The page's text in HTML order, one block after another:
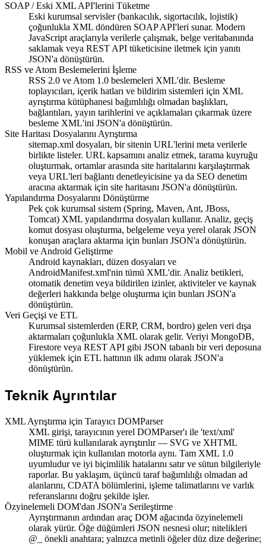
SOAP / Eski XML API'lerini Tüketme
Eski kurumsal servisler (bankacılık, sigortacılık, lojistik)
çoğunlukla XML döndüren SOAP API'leri sunar. Modern
JavaScript araçlarıyla verilerle çalışmak, belge veritabanında
saklamak veya REST API tüketicisine iletmek için yanıtı
JSON'a dönüştürün.
RSS ve Atom Beslemelerini İşleme
RSS 2.0 ve Atom 1.0 beslemeleri XML'dir. Besleme
toplayıcıları, içerik hatları ve bildirim sistemleri için XML
ayrıştırma kütüphanesi bağımlılığı olmadan başlıkları,
bağlantıları, yayın tarihlerini ve açıklamaları çıkarmak üzere
besleme XML'ini JSON'a dönüştürün.
Site Haritası Dosyalarını Ayrıştırma
sitemap.xml dosyaları, bir sitenin URL'lerini meta verilerle
birlikte listeler. URL kapsamını analiz etmek, tarama kuyruğu
oluşturmak, ortamlar arasında site haritalarını karşılaştırmak
veya URL'leri bağlantı denetleyicisine ya da SEO denetim
aracına aktarmak için site haritasını JSON'a dönüştürün.
Yapılandırma Dosyalarını Dönüştürme
Pek çok kurumsal sistem (Spring, Maven, Ant, JBoss,
Tomcat) XML yapılandırma dosyaları kullanır. Analiz, geçiş
komut dosyası oluşturma, belgeleme veya yerel olarak JSON
konuşan araçlara aktarma için bunları JSON'a dönüştürün.
Mobil ve Android Geliştirme
Android kaynakları, düzen dosyaları ve
AndroidManifest.xml'nin tümü XML'dir. Analiz betikleri,
otomatik denetim veya bildirilen izinler, aktiviteler ve kaynak
değerleri hakkında belge oluşturma için bunları JSON'a
dönüştürün.
Veri Geçişi ve ETL
Kurumsal sistemlerden (ERP, CRM, bordro) gelen veri dışa
aktarmaları çoğunlukla XML olarak gelir. Veriyi MongoDB,
Firestore veya REST API gibi JSON tabanlı bir veri deposuna
yüklemek için ETL hattının ilk adımı olarak JSON'a
dönüştürün.
Teknik Ayrıntılar
XML Ayrıştırma için Tarayıcı DOMParser
XML girişi, tarayıcının yerel DOMParser'ı ile 'text/xml'
MIME türü kullanılarak ayrıştırılır — SVG ve XHTML
oluşturmak için kullanılan motorla aynı. Tam XML 1.0
uyumludur ve iyi biçimlilik hatalarını satır ve sütun bilgileriyle
raporlar. Bu yaklaşım, üçüncü taraf bağımlılığı olmadan ad
alanlarını, CDATA bölümlerini, işleme talimatlarını ve varlık
referanslarını doğru şekilde işler.
Özyinelemeli DOM'dan JSON'a Serileştirme
Ayrıştırmanın ardından araç DOM ağacında özyinelemeli
olarak yürür. Öğe düğümleri JSON nesnesi olur; nitelikleri
@_ önekli anahtara; yalnızca metinli öğeler düz dize değerine;